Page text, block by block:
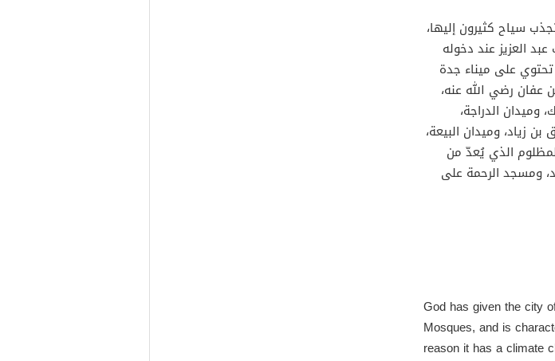
سياح كثيرون إليها،
العزيز عند دخوله
على ميناء جدة
عثمان بن عفان رضي الله عنه،
وميدان الدراجة،
زياد، وميدان البيعة،
الذي يُعدّ من
ومسجد الرحمة على
God has given the city
Mosques, and is
reason it has a climate